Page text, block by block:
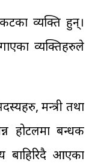
व्यक्ति हुन्।
व्यक्तिहरुले
मन्त्री तथा
होटलमा बन्धक
बाहिरिदै आएका